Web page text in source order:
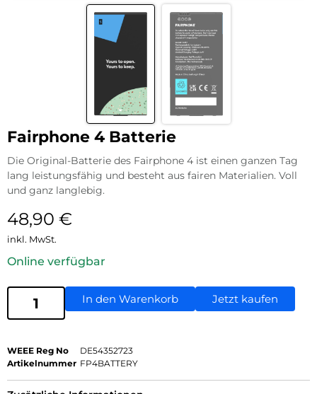
Fairphone 4 Batterie
Die Original-Batterie des Fairphone 4 ist einen ganzen Tag
lang leistungsfähig und besteht aus fairen Materialien. Voll
und ganz langlebig.
48,90 €
inkl. MwSt.
Online verfügbar
In den Warenkorb Jetzt kaufen
WEEE Reg No
DE54352723
Artikelnummer FP4BATTERY